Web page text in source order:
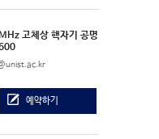
고체상 핵자기 공명
예약하기